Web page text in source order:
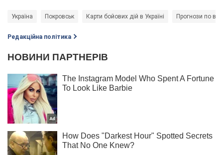
Україна Покровськ Карти бойових дій в Україні Прогнози по
Редакційна політика